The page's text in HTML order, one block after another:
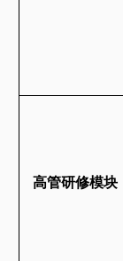
高管研修模块